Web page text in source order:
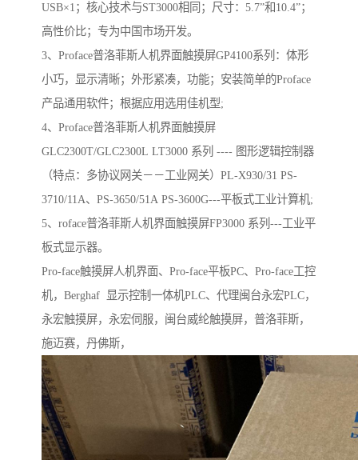
USB×1；核心技术与ST3000相同；尺寸：5.7”和10.4”；
高性价比；专为中国市场开发。
3、Proface普洛菲斯人机界面触摸屏GP4100系列：体形
小巧，显示清晰；外形紧凑，功能；安装简单的Proface
产品通用软件；根据应用选用佳机型;
4、Proface普洛菲斯人机界面触摸屏
GLC2300T/GLC2300L LT3000 系列 ---- 图形逻辑控制器
（特点：多协议网关－－工业网关）PL-X930/31 PS-
3710/11A、PS-3650/51A PS-3600G---平板式工业计算机;
5、roface普洛菲斯人机界面触摸屏FP3000 系列---工业平
板式显示器。
Pro-face触摸屏人机界面、Pro-face平板PC、Pro-face工控
机，Berghaf 显示控制一体机PLC、代理闽台永宏PLC，
永宏触摸屏，永宏伺服，闽台威纶触摸屏，普洛菲斯，
施迈赛，丹佛斯，